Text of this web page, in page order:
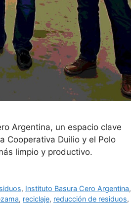
Argentina, un espacio clave
Cooperativa Duilio y el Polo
limpio y productivo.
, Instituto Basura Cero Argentina,
, reciclaje, reducción de residuos,